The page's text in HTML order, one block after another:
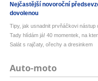
Nejčastější novoroční
dovolenou
Tipy, jak usnadnit prvňáčkovi nástup
Tady hlídám já! 40 momentek, na
Salát s rajčaty, ořechy a dresinkem
Auto-moto